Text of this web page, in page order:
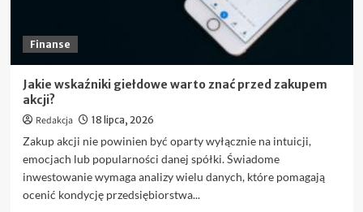
Finanse
Jakie wskaźniki giełdowe warto znać przed zakupem
akcji?
Redakcja 18 lipca, 2026
Zakup akcji nie powinien być oparty wyłącznie na intuicji,
emocjach lub popularności danej spółki. Świadome
inwestowanie wymaga analizy wielu danych, które pomagają
ocenić kondycję przedsiębiorstwa...